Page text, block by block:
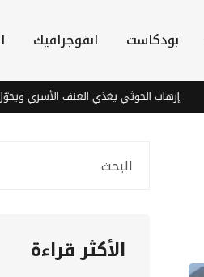
بودكاست انفوجرافيك
إرهاب الحوثي يغذي العنف الأسري ويحوّل حياة
الأكثر قراءة